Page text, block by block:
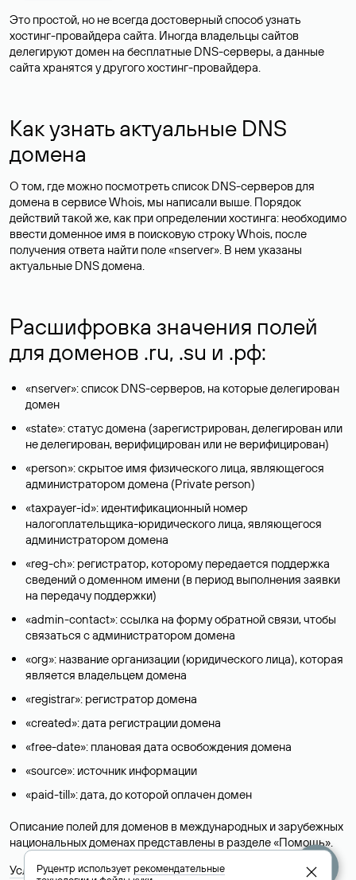
Это простой, но не всегда достоверный способ узнать
хостинг-провайдера сайта. Иногда владельцы сайтов
делегируют домен на бесплатные DNS-серверы, а данные
сайта хранятся у другого хостинг-провайдера.
Как узнать актуальные DNS
домена
О том, где можно посмотреть список DNS-серверов для
домена в сервисе Whois, мы написали выше. Порядок
действий такой же, как при определении хостинга: необходимо
ввести доменное имя в поисковую строку Whois, после
получения ответа найти поле «nserver». В нем указаны
актуальные DNS домена.
Расшифровка значения полей
для доменов .ru, .su и .рф:
«nserver»: список DNS-серверов, на которые делегирован
домен
«state»: статус домена (зарегистрирован, делегирован или
не делегирован, верифицирован или не верифицирован)
«person»: скрытое имя физического лица, являющегося
администратором домена (Privatе person)
«taxpayer-id»: идентификационный номер
налогоплательщика-юридического лица, являющегося
администратором домена
«reg-ch»: регистратор, которому передается поддержка
сведений о доменном имени (в период выполнения заявки
на передачу поддержки)
«admin-contact»: ссылка на форму обратной связи, чтобы
связаться с администратором домена
«org»: название организации (юридического лица), которая
является владельцем домена
«registrar»: регистратор домена
«created»: дата регистрации домена
«free-date»: плановая дата освобождения домена
«source»: источник информации
«paid-till»: дата, до которой оплачен домен
Описание полей для доменов в международных и зарубежных
национальных доменах представлены в разделе «Помощь».
Условия использования Whois-сервиса
Руцентр используетрекомендательные